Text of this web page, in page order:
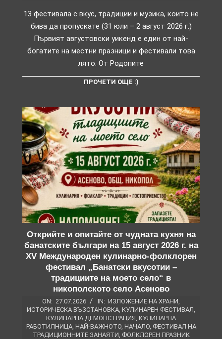
13 фестивала с вкус, традиции и музика, които не
бива да пропускате (31 юли – 2 август 2026 г.)
Първият августовски уикенд е един от най-
богатите на местни празници и фестивали това
лято. От Родопите
ПРОЧЕТИ ОЩЕ :)
Открийте и опитайте от чудната кухня на
банатските българи на 15 август 2026 г. на
XV Международен кулинарно-фолклорен
фестивал „Банатски вкусотии –
традициите на моето село“ в
никополското село Асеново
ON: 27.07.2026 IN: ИЗЛОЖЕНИЕ НА ХРАНИ
ИСТОРИЧЕСКА ВЪЗСТАНОВКА КУЛИНАРЕН ФЕСТИВАЛ
КУЛИНАРНА ДЕМОНСТРАЦИЯ КУЛИНАРНА
РАБОТИЛНИЦА, НАЙ-ВАЖНОТО, НАЧАЛО, ФЕСТИВАЛ НА
ТРАДИЦИОННИТЕ ЗАНАЯТИ ФОЛКЛОРЕН ПРАЗНИК